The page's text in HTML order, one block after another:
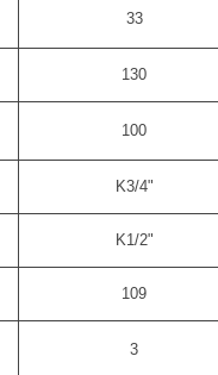
33
130
100
K3/4"
K1/2"
109
3